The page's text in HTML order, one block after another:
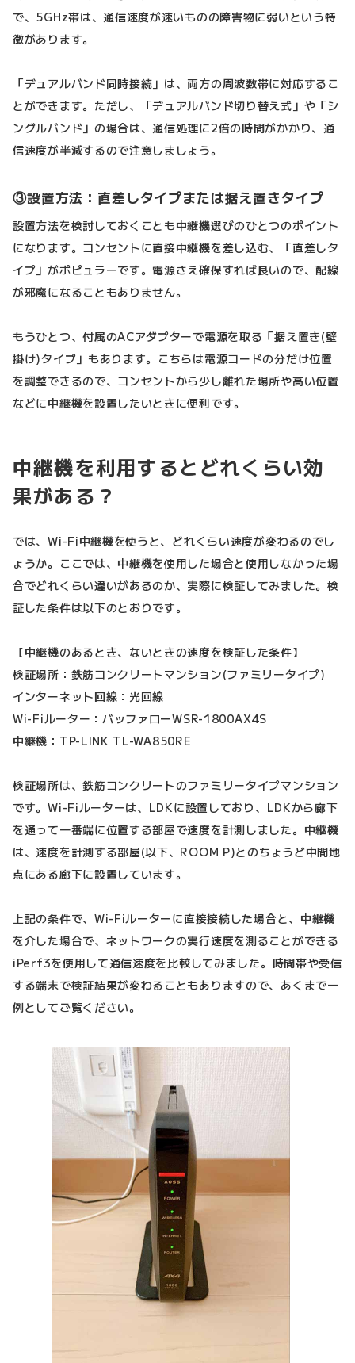
で、5GHz帯は、通信速度が速いものの障害物に弱いという特
徴があります。
「デュアルバンド同時接続」は、両方の周波数帯に対応するこ
とができます。ただし、「デュアルバンド切り替え式」や「シ
ングルバンド」の場合は、通信処理に2倍の時間がかかり、通
信速度が半減するので注意しましょう。
③設置方法：直差しタイプまたは据え置きタイプ
設置方法を検討しておくことも中継機選びのひとつのポイント
になります。コンセントに直接中継機を差し込む、「直差しタ
イプ」がポピュラーです。電源さえ確保すれば良いので、配線
が邪魔になることもありません。
もうひとつ、付属のACアダプターで電源を取る「据え置き(壁
掛け)タイプ」もあります。こちらは電源コードの分だけ位置
を調整できるので、コンセントから少し離れた場所や高い位置
などに中継機を設置したいときに便利です。
中継機を利用するとどれくらい効
果がある？
では、Wi-Fi中継機を使うと、どれくらい速度が変わるのでし
ょうか。ここでは、中継機を使用した場合と使用しなかった場
合でどれくらい違いがあるのか、実際に検証してみました。検
証した条件は以下のとおりです。
【中継機のあるとき、ないときの速度を検証した条件】
検証場所：鉄筋コンクリートマンション(ファミリータイプ)
インターネット回線：光回線
Wi-Fiルーター：バッファローWSR-1800AX4S
中継機：TP-LINK TL-WA850RE
検証場所は、鉄筋コンクリートのファミリータイプマンション
です。Wi-Fiルーターは、LDKに設置しており、LDKから廊下
を通って一番端に位置する部屋で速度を計測しました。中継機
は、速度を計測する部屋(以下、ROOM P)とのちょうど中間地
点にある廊下に設置しています。
上記の条件で、Wi-Fiルーターに直接接続した場合と、中継機
を介した場合で、ネットワークの実行速度を測ることができる
iPerf3を使用して通信速度を比較してみました。時間帯や受信
する端末で検証結果が変わることもありますので、あくまで一
例としてご覧ください。